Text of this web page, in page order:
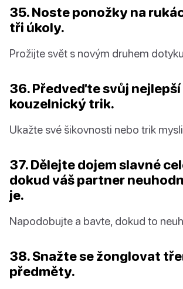
35. Noste ponožky na
tři úkoly.
Prožijte svět s novým druhem
36. Předveďte svůj nejlepší
kouzelnický trik.
Ukažte své šikovnosti nebo trik
37. Dělejte dojem slavné
dokud váš partner
je.
Napodobujte a bavte, dokud to
38. Snažte se žonglovat
předměty.